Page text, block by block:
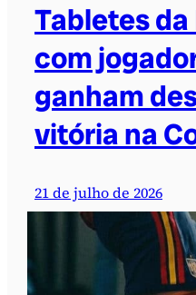
Tabletes
com
ganham
vitória na
21 de julho de 2026